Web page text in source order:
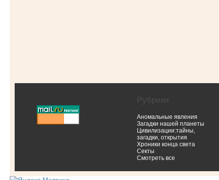
Рубрики
Аномальные явления
Загадки нашей планеты
Цивилизации:тайны,
загадки, открытия
Хроники конца света
Секты
Смотреть все